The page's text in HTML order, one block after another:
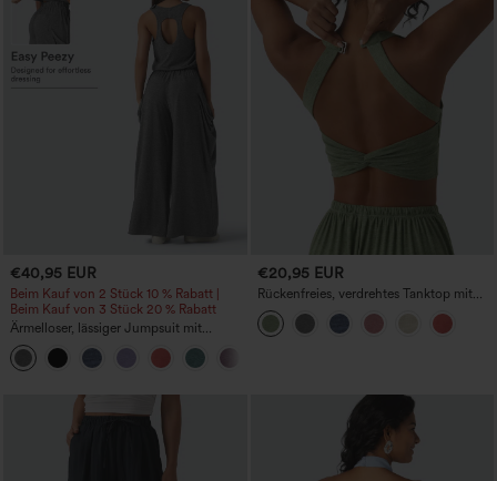
€40,95 EUR
Beim Kauf von 2 Stück 10 % Rabatt |
Beim Kauf von 3 Stück 20 % Rabatt
Ärmelloser, lässiger Jumpsuit mit
Ausschnitten, weitem Bein und Taschen
– Easy Peezy Edition
€20,95 EUR
Rückenfreies, verdrehtes Tanktop mit
verstellbarer Schnalle, schmaler
Passform, kurz geschnitten, meliert und
lässig.